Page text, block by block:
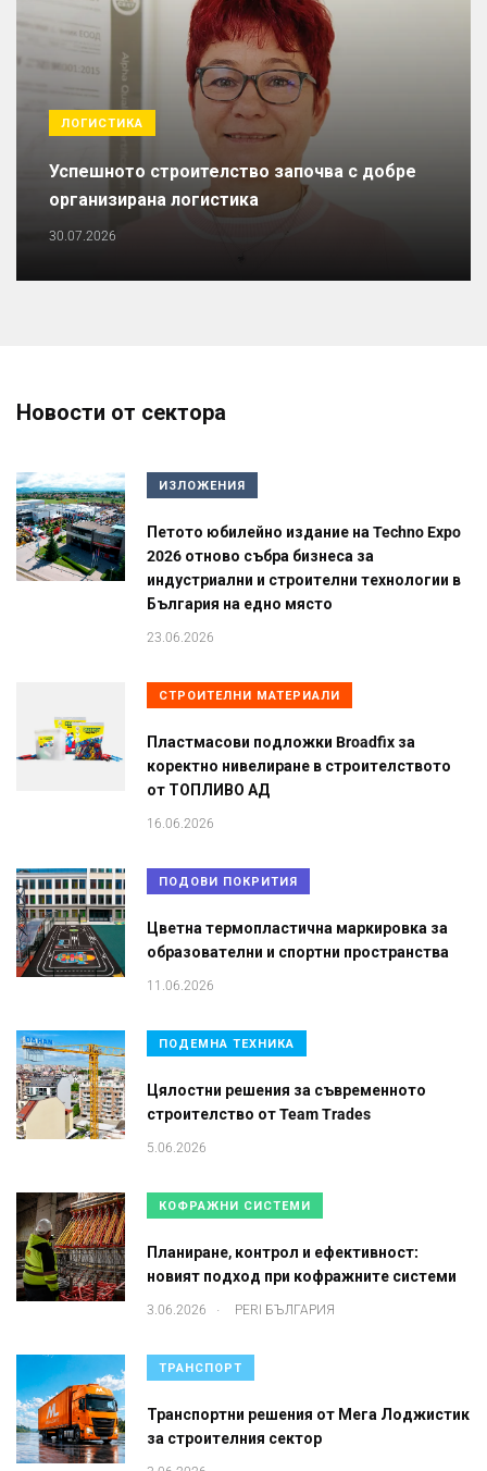
ЛОГИСТИКА
Успешното строителство започва с добре
организирана логистика
30.07.2026
Новости от сектора
ИЗЛОЖЕНИЯ
Петото юбилейно издание на Techno Expo
2026 отново събра бизнеса за
индустриални и строителни технологии в
България на едно място
23.06.2026
СТРОИТЕЛНИ МАТЕРИАЛИ
Пластмасови подложки Broadfix за
коректно нивелиране в строителството
от ТОПЛИВО АД
16.06.2026
ПОДОВИ ПОКРИТИЯ
Цветна термопластична маркировка за
образователни и спортни пространства
11.06.2026
ПОДЕМНА ТЕХНИКА
Цялостни решения за съвременното
строителство от Team Trades
5.06.2026
КОФРАЖНИ СИСТЕМИ
Планиране, контрол и ефективност:
новият подход при кофражните системи
3.06.2026 . PERI БЪЛГАРИЯ
ТРАНСПОРТ
Транспортни решения от Мега Лоджистик
за строителния сектор